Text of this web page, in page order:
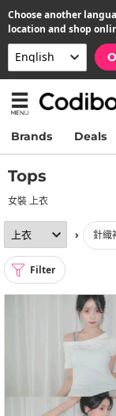
Choose another
location and shop
Brands Deals
Tops
女裝 上衣
› 針
Filter